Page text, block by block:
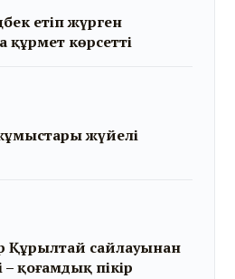
етіп жүрген
көрсетті
жүйелі
Құрылтай сайлауынан
қоғамдық пікір